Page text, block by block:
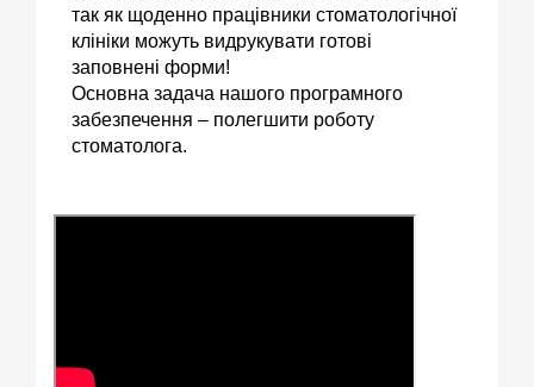
так як щоденно працівники стоматологічної
клініки можуть видрукувати готові
заповнені форми!
Основна задача нашого програмного
забезпечення – полегшити роботу
стоматолога.